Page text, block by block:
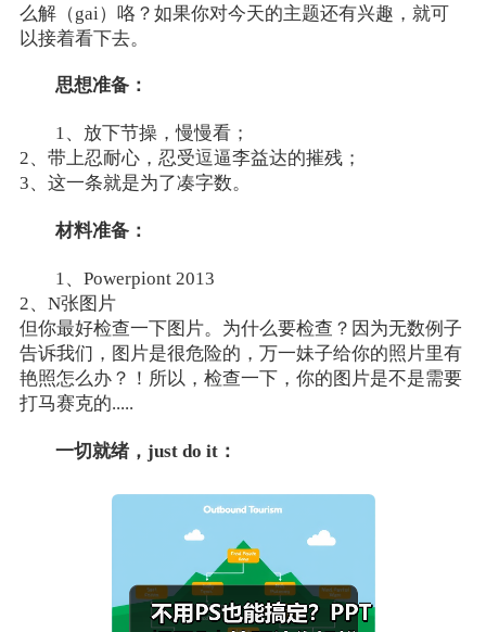
么解（gai）咯？如果你对今天的主题还有兴趣，就可
以接着看下去。
思想准备：
1、放下节操，慢慢看；
2、带上忍耐心，忍受逗逼李益达的摧残；
3、这一条就是为了凑字数。
材料准备：
1、Powerpiont 2013
2、N张图片
但你最好检查一下图片。为什么要检查？因为无数例子
告诉我们，图片是很危险的，万一妹子给你的照片里有
艳照怎么办？！所以，检查一下，你的图片是不是需要
打马赛克的.....
一切就绪，just do it：